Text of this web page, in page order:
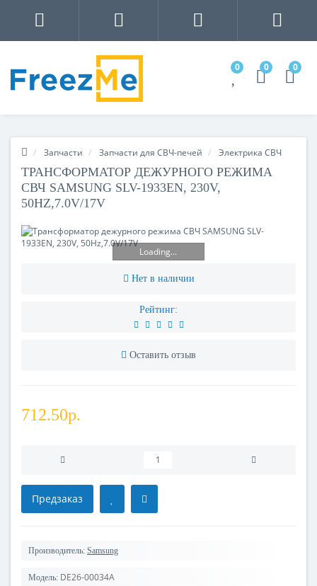
0 0 0
Запчасти Запчасти для СВЧ-печей Электрика СВЧ
ТРАНСФОРМАТОР ДЕЖУРНОГО РЕЖИМА
СВЧ SAMSUNG SLV-1933EN, 230V,
50HZ,7.0V/17V
Loading...
Нет в наличии
Рейтинг:
Оставить отзыв
712.50р.
Предзаказ
Производитель: Samsung
Модель: DE26-00034A